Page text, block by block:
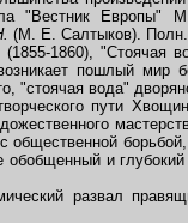
"Вестник Европы"
(M. E. Салтыков).
1860), "Стоячая
пошлый мир
"стоячая вода"
пути
и
развал